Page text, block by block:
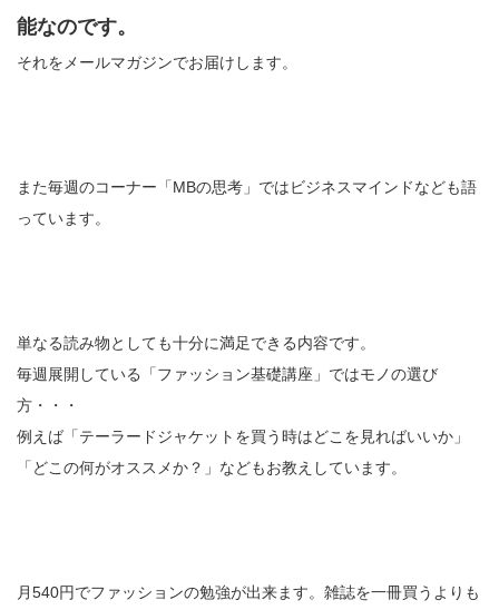
能なのです。
それをメールマガジンでお届けします。
また毎週のコーナー「MBの思考」ではビジネスマインドなども語
っています。
単なる読み物としても十分に満足できる内容です。
毎週展開している「ファッション基礎講座」ではモノの選び
方・・・
例えば「テーラードジャケットを買う時はどこを見ればいいか」
「どこの何がオススメか？」などもお教えしています。
月540円でファッションの勉強が出来ます。雑誌を一冊買うよりも